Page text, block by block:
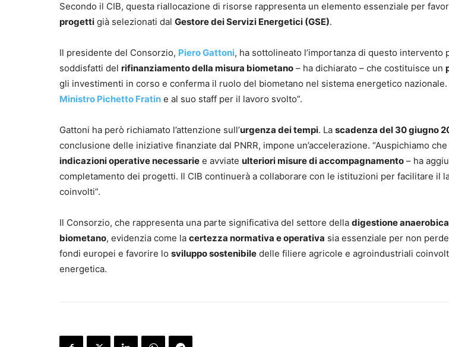
Secondo il CIB, questa riallocazione di risorse rappresenta un elemento essenziale per
progetti già selezionati dal Gestore dei Servizi Energetici (GSE).
Il presidente del Consorzio, Piero Gattoni, ha sottolineato l’importanza di questo intervento
soddisfatti del rifinanziamento della misura biometano – ha dichiarato – che costituisce un
gli investimenti in corso e conferma il ruolo del biometano nel sistema energetico
Ministro Pichetto Fratin e al suo staff per il lavoro svolto”.
Gattoni ha però richiamato l’attenzione sull’urgenza dei tempi. La scadenza del 30 giugno
conclusione delle iniziative finanziate dal PNRR, impone un’accelerazione. “Auspichiamo
indicazioni operative necessarie e avviate ulteriori misure di accompagnamento – ha
completamento dei progetti. Il CIB continuerà a collaborare con le istituzioni per facilitare il
coinvolti”.
Il Consorzio, che rappresenta una parte significativa del settore della digestione
biometano, evidenzia come la certezza normativa e operativa sia essenziale per non
fondi europei e favorire lo sviluppo sostenibile delle filiere agricole e agroindustriali
energetica.